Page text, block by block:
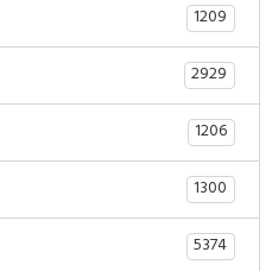
1209
2929
1206
1300
5374